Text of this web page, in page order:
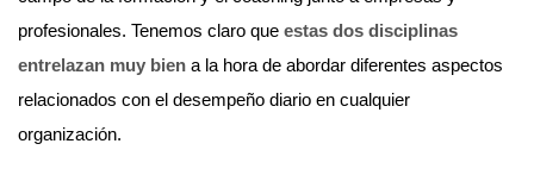
profesionales. Tenemos claro que estas dos disciplinas
entrelazan muy bien a la hora de abordar diferentes aspectos
relacionados con el desempeño diario en cualquier
organización.